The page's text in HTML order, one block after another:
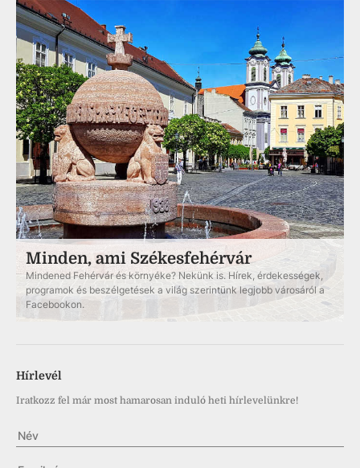
Minden, ami Székesfehérvár
Mindened Fehérvár és környéke? Nekünk is. Hírek, érdekességek,
programok és beszélgetések a világ szerintünk legjobb városáról a
Facebookon.
Hírlevél
Iratkozz fel már most hamarosan induló heti hírlevelünkre!